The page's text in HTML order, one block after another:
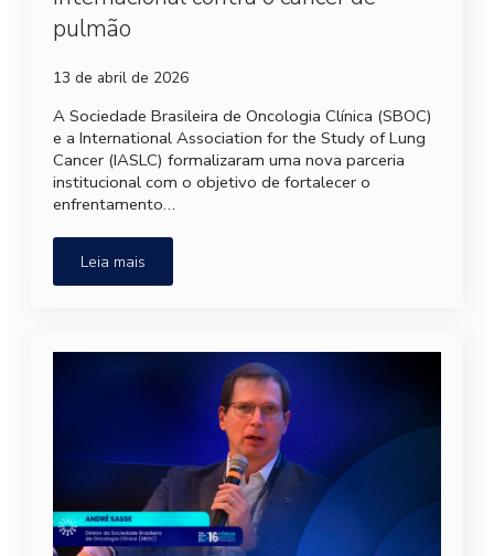
pulmão
13 de abril de 2026
A Sociedade Brasileira de Oncologia Clínica (SBOC)
e a International Association for the Study of Lung
Cancer (IASLC) formalizaram uma nova parceria
institucional com o objetivo de fortalecer o
enfrentamento…
Leia mais